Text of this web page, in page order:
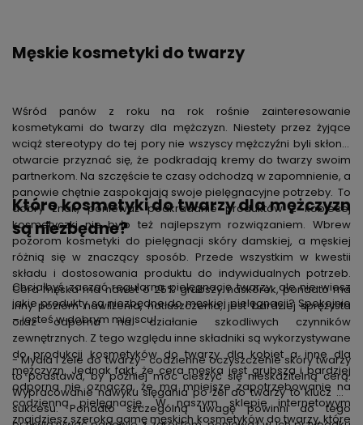
Męskie kosmetyki do twarzy
Wśród panów z roku na rok rośnie zainteresowanie
kosmetykami do twarzy dla mężczyzn. Niestety przez żyjące
wciąż stereotypy do tej pory nie wszyscy mężczyźni byli skłonni
otwarcie przyznać się, że podkradają kremy do twarzy swoim
partnerkom. Na szczęście te czasy odchodzą w zapomnienie, a
panowie chętnie zaspokajają swoje pielęgnacyjne potrzeby. To
dobry znak, ponieważ podkradanie produktów z kobiecej
kosmetyczki nie było też najlepszym rozwiązaniem. Wbrew
pozorom kosmetyki do pielęgnacji skóry damskiej, a męskiej
różnią się w znaczący sposób. Przede wszystkim w kwestii
składu i dostosowania produktu do indywidualnych potrzeb.
Cera męska ma nawet o 25% grubszy naskórek, ponadto ma
inny poziom nawilżenia, natłuszczenia, jest bardziej sprężysta
oraz odporna na działanie szkodliwych czynników
zewnętrznych. Z tego względu inne składniki są wykorzystywane
do produkcji kosmetyków do twarzy dla kobiet a inne dla
mężczyzn. Jednak fakt, że cera męska jest grubsza i bardziej
odporna nie oznacza, że ma mniejsze zapotrzebowanie na
codzienną pielęgnację. W naszym sklepie internetowym
znajdziesz szeroką gamę męskich kosmetyków do twarzy, które
Które kosmetyki do twarzy dla mężczyzn
są niezbędne?
Chciałbyś zacząć regularną pielęgnację twarzy, ale nie wiesz
jakie produkty są niezbędne do męskiej pielęgnacji? Spokojnie
– jesteś w dobrym miejscu!
- Mydła i żele do twarzy- codzienne oczyszczenie skóry twarzy
to podstawa, by później móc cieszyć się nieskazitelną cerą.
Wypracowanie nawyku sięgania po żel do twarzy to klucz do
sukcesu. Ponadto szczególną uwagę powinni do tego